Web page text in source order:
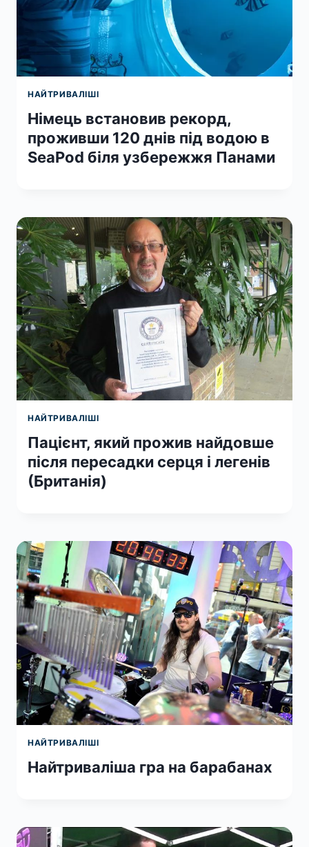
НАЙТРИВАЛІШІ
Німець встановив рекорд,
проживши 120 днів під водою в
SeaPod біля узбережжя Панами
НАЙТРИВАЛІШІ
Пацієнт, який прожив найдовше
після пересадки серця і легенів
(Британія)
НАЙТРИВАЛІШІ
Найтриваліша гра на барабанах